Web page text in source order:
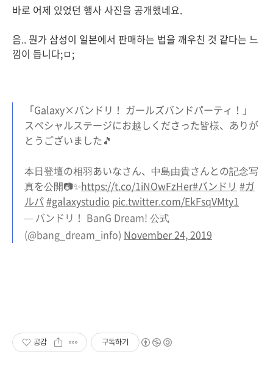
바로 어제 있었던 행사 사진을 공개했네요.
음.. 뭔가 삼성이 일본에서 판매하는 법을 깨우친 것 같다는 느
낌이 듭니다;ㅁ;
「Galaxy×バンドリ！ ガールズバンドパーティ！」
スペシャルステージにお越しくださった皆様、ありが
とうございました🎵
本日登壇の相羽あいなさん、中島由貴さんとの記念写
真を公開📷✨https://t.co/1iNOwFzHer#バンドリ #ガ
ルパ#galaxystudio pic.twitter.com/EkFsqVMty1
— バンドリ！ BanG Dream! 公式
(@bang_dream_info) November 24, 2019
공감 구독하기